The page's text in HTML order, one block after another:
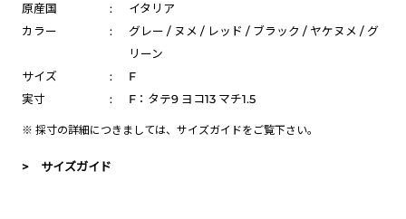
原産国
:
イタリア
カラー
:
グレー / ヌメ / レッド / ブラック / ヤケヌメ / グ
リーン
サイズ
:
F
実寸
: F：タテ9 ヨコ13 マチ1.5
※ 採寸の詳細につきましては、 サイズガイドをご覧下さい。
> サイズガイド